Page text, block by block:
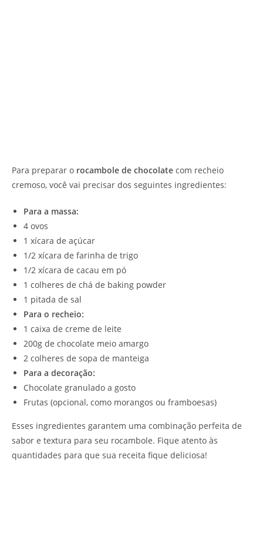
Para preparar o rocambole de chocolate com recheio
cremoso, você vai precisar dos seguintes ingredientes:
Para a massa:
4 ovos
1 xícara de açúcar
1/2 xícara de farinha de trigo
1/2 xícara de cacau em pó
1 colheres de chá de baking powder
1 pitada de sal
Para o recheio:
1 caixa de creme de leite
200g de chocolate meio amargo
2 colheres de sopa de manteiga
Para a decoração:
Chocolate granulado a gosto
Frutas (opcional, como morangos ou framboesas)
Esses ingredientes garantem uma combinação perfeita de
sabor e textura para seu rocambole. Fique atento às
quantidades para que sua receita fique deliciosa!